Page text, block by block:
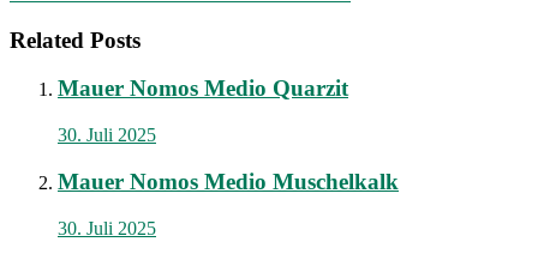
Related Posts
Mauer Nomos Medio Quarzit
30. Juli 2025
Mauer Nomos Medio Muschelkalk
30. Juli 2025